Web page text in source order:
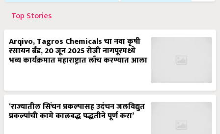
Top Stories
Arqivo, Tagros Chemicals चा नवा कृषी
रसायन ब्रँड, 20 जून 2025 रोजी नागपूरमध्ये
भव्य कार्यक्रमात महाराष्ट्रात लाँच करण्यात आला
‘राज्यातील सिंचन प्रकल्पासह उदंचन जलविद्युत
प्रकल्पांची कामे कालबद्ध पद्धतीने पूर्ण करा’